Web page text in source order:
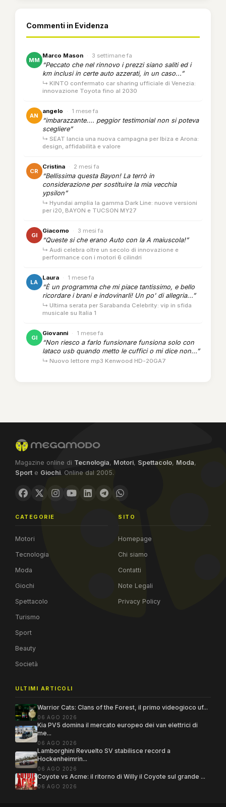
Commenti in Evidenza
MM
Marco Mason · 3 settimane fa
“Peccato che nel rinnovo i prezzi siano saliti ed i
km inclusi in certe auto azzerati, in un caso...”
↳ KINTO confermato car sharing ufficiale di Venezia:
innovazione Toyota fino al 2030
AN
angelo · 1 mese fa
“imbarazzante.... peggior testimonial non si poteva
scegliere”
↳ SEAT lancia una nuova campagna per Ibiza e Arona:
design, affidabilità e valore
CR
Cristina · 2 mesi fa
“Bellissima questa Bayon! La terrò in
considerazione per sostituire la mia vecchia
ypsilon”
↳ Hyundai amplia la gamma Dark Line: nuove versioni
per i20, BAYON e TUCSON MY27
GI
Giacomo · 3 mesi fa
“Queste si che erano Auto con la A maiuscola!”
↳ Audi celebra oltre un secolo di innovazione e
performance con i motori 6 cilindri
LA
Laura · 1 mese fa
“È un programma che mi piace tantissimo, e bello
ricordare i brani e indovinarli! Un po' di allegria...”
↳ Ultima serata per Sarabanda Celebrity: vip in sfida
musicale su Italia 1
GI
Giovanni · 1 mese fa
“Non riesco a farlo funsionare funsiona solo con
lataco usb quando metto le cuffici o mi dice non...”
↳ Nuovo lettore mp3 Kenwood HD-20GA7
Magazine online di Tecnologia, Motori, Spettacolo, Moda,
Sport e Giochi. Online dal 2005.
CATEGORIE
Motori
Tecnologia
Moda
Giochi
Spettacolo
Turismo
Sport
Beauty
Società
SITO
Homepage
Chi siamo
Contatti
Note Legali
Privacy Policy
ULTIMI ARTICOLI
Warrior Cats: Clans of the Forest, il primo videogioco uf...
06 AGO 2026
Kia PV5 domina il mercato europeo dei van elettrici di
me...
06 AGO 2026
Lamborghini Revuelto SV stabilisce record a
Hockenheimrin...
06 AGO 2026
Coyote vs Acme: il ritorno di Willy il Coyote sul grande ...
06 AGO 2026